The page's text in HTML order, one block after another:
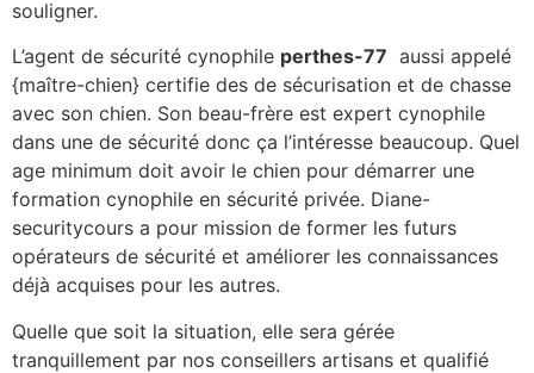
souligner.
L’agent de sécurité cynophile perthes-77 aussi appelé
{maître-chien} certifie des de sécurisation et de chasse
avec son chien. Son beau-frère est expert cynophile
dans une de sécurité donc ça l’intéresse beaucoup. Quel
age minimum doit avoir le chien pour démarrer une
formation cynophile en sécurité privée. Diane-
securitycours a pour mission de former les futurs
opérateurs de sécurité et améliorer les connaissances
déjà acquises pour les autres.
Quelle que soit la situation, elle sera gérée
tranquillement par nos conseillers artisans et qualifié